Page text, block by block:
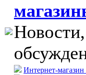
Интернет-